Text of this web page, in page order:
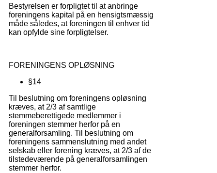
Bestyrelsen er forpligtet til at anbringe
foreningens kapital på en hensigtsmæssig
måde således, at foreningen til enhver tid
kan opfylde sine forpligtelser.
FORENINGENS OPLØSNING
§14
Til beslutning om foreningens opløsning
kræves, at 2/3 af samtlige
stemmeberettigede medlemmer i
foreningen stemmer herfor på en
generalforsamling. Til beslutning om
foreningens sammenslutning med andet
selskab eller forening kræves, at 2/3 af de
tilstedeværende på generalforsamlingen
stemmer herfor.